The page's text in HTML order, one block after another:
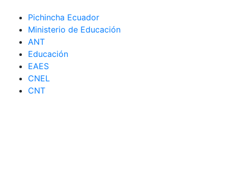
Pichincha Ecuador
Ministerio de Educación
ANT
Educación
EAES
CNEL
CNT